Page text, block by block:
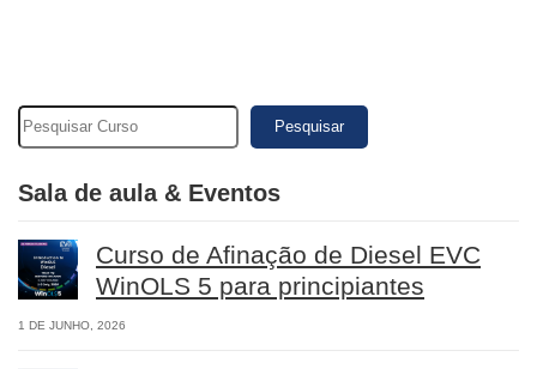
Pesquisar
Sala de aula & Eventos
Curso de Afinação de Diesel EVC
WinOLS 5 para principiantes
1 DE JUNHO, 2026